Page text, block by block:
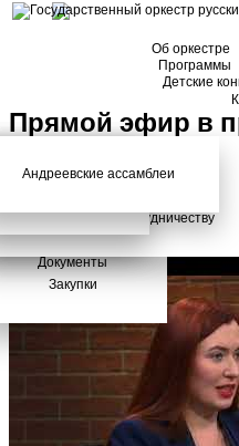
Об оркестре
История
Документы
Закупки
Анонсы
Фото
Программы
Школьный абонемент
Приглашаем к сотрудничеству
Детские
2026 год
Андреевские ассамблеи
Прямой эфир в
«Актуальный